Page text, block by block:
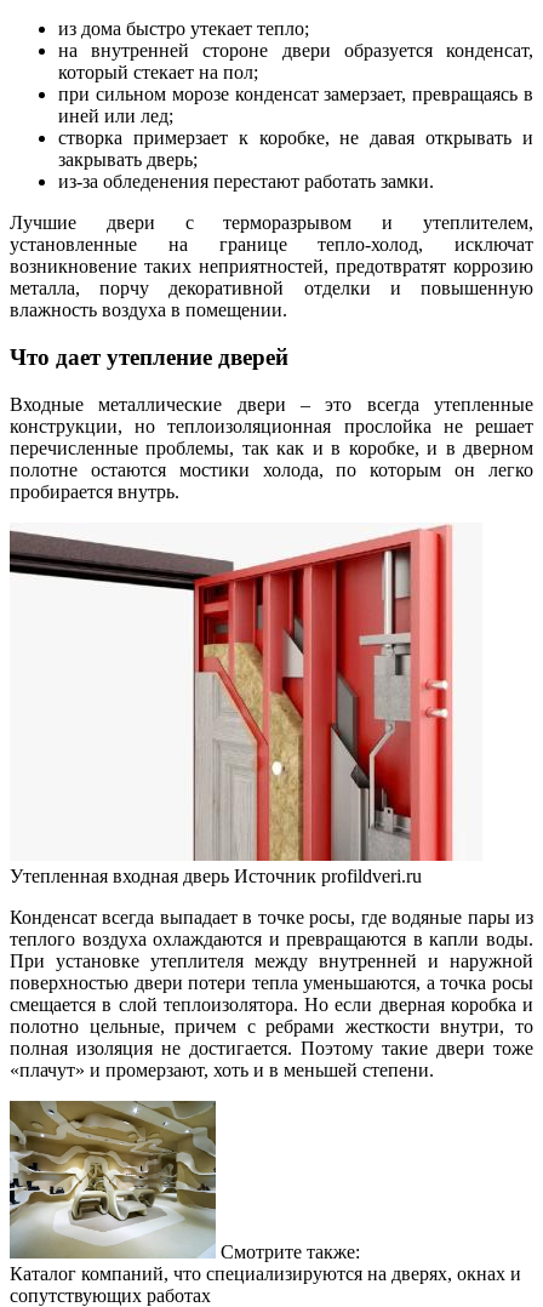
из дома быстро утекает тепло;
на внутренней стороне двери образуется конденсат,
который стекает на пол;
при сильном морозе конденсат замерзает, превращаясь в
иней или лед;
створка примерзает к коробке, не давая открывать и
закрывать дверь;
из-за обледенения перестают работать замки.
Лучшие двери с терморазрывом и утеплителем,
установленные на границе тепло-холод, исключат
возникновение таких неприятностей, предотвратят коррозию
металла, порчу декоративной отделки и повышенную
влажность воздуха в помещении.
Что дает утепление дверей
Входные металлические двери – это всегда утепленные
конструкции, но теплоизоляционная прослойка не решает
перечисленные проблемы, так как и в коробке, и в дверном
полотне остаются мостики холода, по которым он легко
пробирается внутрь.
Утепленная входная дверь Источник profildveri.ru
Конденсат всегда выпадает в точке росы, где водяные пары из
теплого воздуха охлаждаются и превращаются в капли воды.
При установке утеплителя между внутренней и наружной
поверхностью двери потери тепла уменьшаются, а точка росы
смещается в слой теплоизолятора. Но если дверная коробка и
полотно цельные, причем с ребрами жесткости внутри, то
полная изоляция не достигается. Поэтому такие двери тоже
«плачут» и промерзают, хоть и в меньшей степени.
Смотрите также:
Каталог компаний, что специализируются на дверях, окнах и
сопутствующих работах